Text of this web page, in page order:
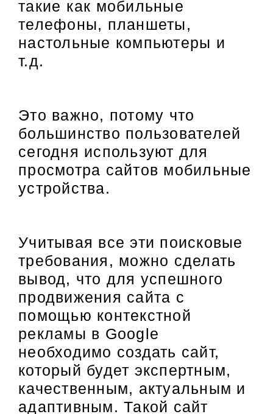
такие как мобильные
телефоны, планшеты,
настольные компьютеры и
т.д.
Это важно, потому что
большинство пользователей
сегодня используют для
просмотра сайтов мобильные
устройства.
Учитывая все эти поисковые
требования, можно сделать
вывод, что для успешного
продвижения сайта с
помощью контекстной
рекламы в Google
необходимо создать сайт,
который будет экспертным,
качественным, актуальным и
адаптивным. Такой сайт